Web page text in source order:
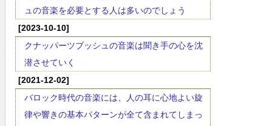
ュの音楽を必要とする人は多いのでしょう
[2023-10-10]
クナッパーツブッシュの音楽は聞き手の心を沈
潜させていく
[2021-12-02]
バロック時代の音楽には、人の耳に心地よい旋
律や響きの基本パターンが全て含まれてしまっ